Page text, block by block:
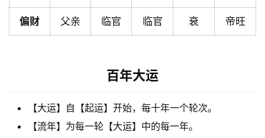
命
梦
偏财 父亲 临官 临官 衰 帝旺
百年大运
【大运】自【起运】开始，每十年一个轮次。
【流年】为每一轮【大运】中的每一年。